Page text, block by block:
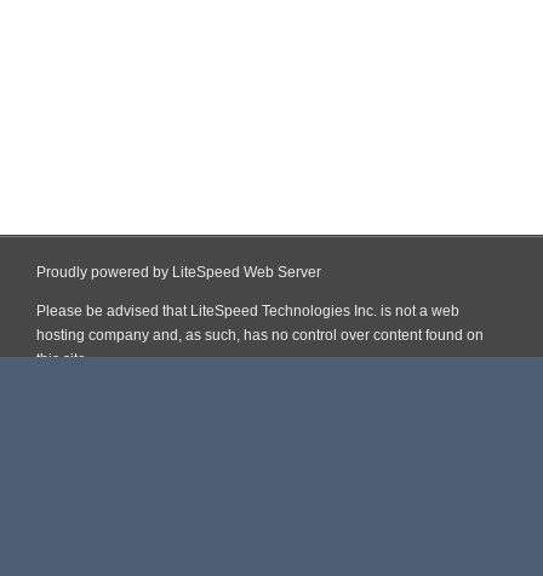
Proudly powered by LiteSpeed Web Server
Please be advised that LiteSpeed Technologies Inc. is not a web
hosting company and, as such, has no control over content found on
this site.